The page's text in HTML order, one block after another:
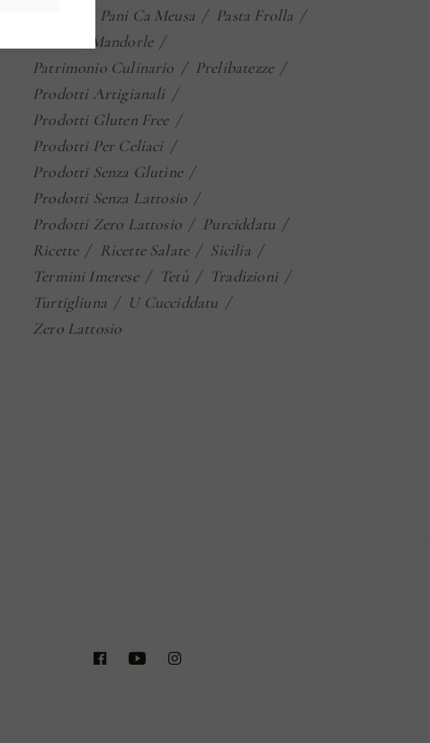
Pani Ca Meusa
Pasta Frolla
Paste Di Mandorle
Patrimonio Culinario
Prelibatezze
Prodotti Artigianali
Prodotti Gluten Free
Prodotti Per Celiaci
Prodotti Senza Glutine
Prodotti Senza Lattosio
Prodotti Zero Lattosio
Purciddatu
Ricette
Ricette Salate
Sicilia
Termini Imerese
Tetù
Tradizioni
Turtigliuna
U Cucciddatu
Zero Lattosio